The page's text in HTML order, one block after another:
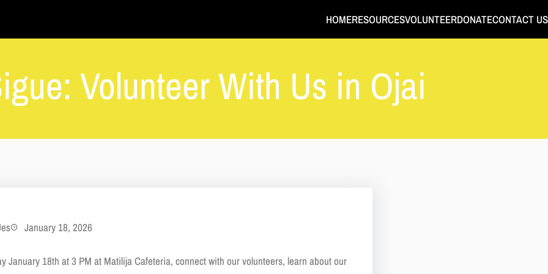
HOMERESOURCESVOLUNTEERDONATECONTACT US
Volunteer With Us in Ojai
January 18, 2026
January 18th at 3 PM at Matilija Cafeteria, connect with our volunteers, learn about our